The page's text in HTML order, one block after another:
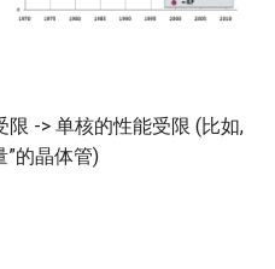
TPRC25 Starlink Impact
-> 单核的性能受限 (比如,
”的晶体管)